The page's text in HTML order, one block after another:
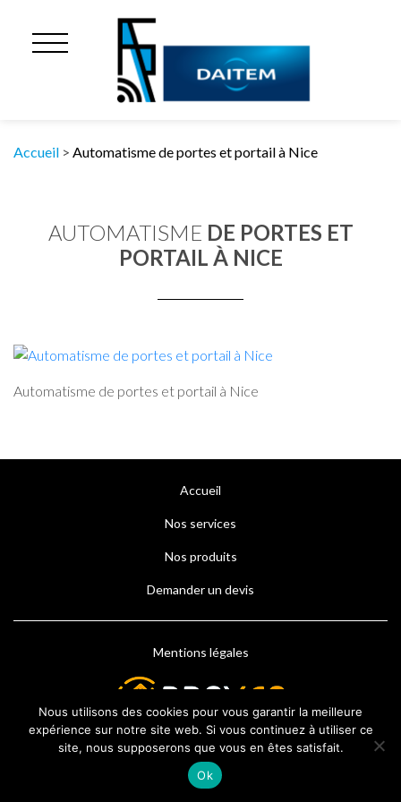
Accueil > Automatisme de portes et portail à Nice
AUTOMATISME DE PORTES ET
PORTAIL À NICE
Automatisme de portes et portail à Nice
Accueil
Nos services
Nos produits
Demander un devis
Mentions légales
Nous utilisons des cookies pour vous garantir la meilleure
expérience sur notre site web. Si vous continuez à utiliser ce
site, nous supposerons que vous en êtes satisfait.
Ok